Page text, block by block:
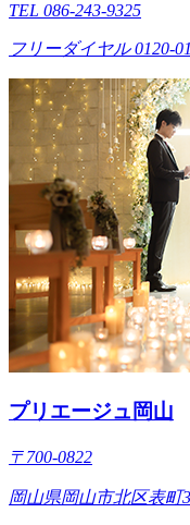
TEL 086-243-9325
フリーダイヤル 0120-
プリエージュ岡山
〒700-0822
岡山県岡山市北区表町